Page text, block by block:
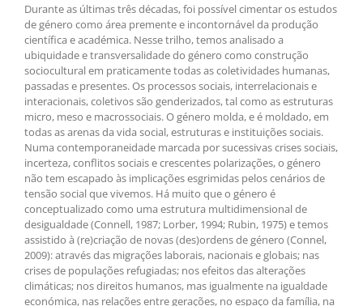
Durante as últimas três décadas, foi possível cimentar os estudos
de género como área premente e incontornável da produção
científica e académica. Nesse trilho, temos analisado a
ubiquidade e transversalidade do género como construção
sociocultural em praticamente todas as coletividades humanas,
passadas e presentes. Os processos sociais, interrelacionais e
interacionais, coletivos são genderizados, tal como as estruturas
micro, meso e macrossociais. O género molda, e é moldado, em
todas as arenas da vida social, estruturas e instituições sociais.
Numa contemporaneidade marcada por sucessivas crises sociais,
incerteza, conflitos sociais e crescentes polarizações, o género
não tem escapado às implicações esgrimidas pelos cenários de
tensão social que vivemos. Há muito que o género é
conceptualizado como uma estrutura multidimensional de
desigualdade (Connell, 1987; Lorber, 1994; Rubin, 1975) e temos
assistido à (re)criação de novas (des)ordens de género (Connel,
2009): através das migrações laborais, nacionais e globais; nas
crises de populações refugiadas; nos efeitos das alterações
climáticas; nos direitos humanos, mas igualmente na igualdade
económica, nas relações entre gerações, no espaço da família, na